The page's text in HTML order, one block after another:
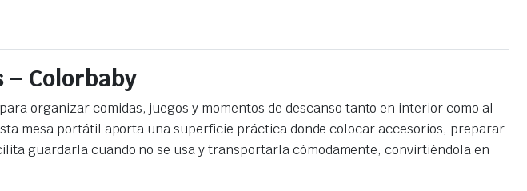
Colorbaby
organizar comidas, juegos y momentos de descanso tanto en interior como al
mesa portátil aporta una superficie práctica donde colocar accesorios, preparar
guardarla cuando no se usa y transportarla cómodamente, convirtiéndola en